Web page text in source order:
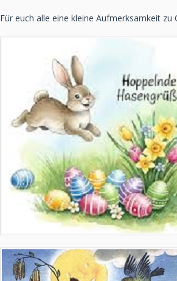
Für euch alle eine kleine Aufmerksamkeit zu